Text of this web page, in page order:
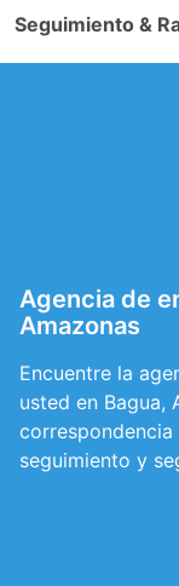
Seguimiento &
Agencia de
Amazonas
Encuentre la
usted en Bagua,
seguimiento y